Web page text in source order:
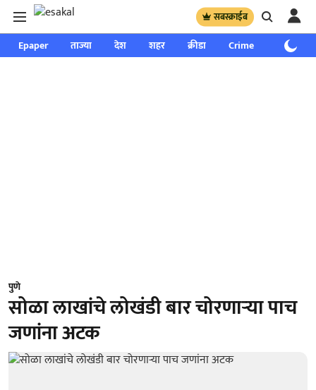
सबस्क्राईब
Epaper ताज्या देश शहर क्रीडा Crime साप्ताहिक
पुणे
सोळा लाखांचे लोखंडी बार चोरणाऱ्या पाच
जणांना अटक